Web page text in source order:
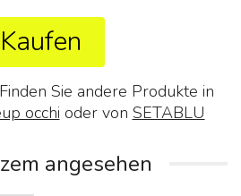
Kaufen
Finden Sie andere Produkte in
occhi oder von SETABLU
angesehen